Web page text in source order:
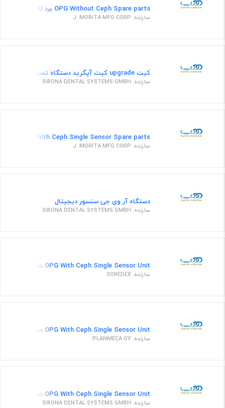
OPG Without Ceph Spare parts برد PSU
سازنده: J. MORITA MFG CORP
کیت upgrade کیت آپگرید دستگاه تصویربرداری دو بعدی (OPG) به سه بعدی (CBCT)
سازنده: SIRONA DENTAL SYSTEMS GMBH
OPG With Ceph Single Sensor Spare parts نگه دارنده سر(قطعه یدکی رادیولوژی دندان پانورکس)
سازنده: J. MORITA MFG CORP
دستگاه آر وی جی سنسور دیجیتال
سازنده: SIRONA DENTAL SYSTEMS GMBH
OPG With Ceph Single Sensor Unit دستگاه رادیوگرافی پانورکس
سازنده: SOREDEX
OPG With Ceph Single Sensor Unit دستگاه او پی جی دیجیتال مدل پرومکس
سازنده: PLANMECA OY
OPG With Ceph Single Sensor Unit دستگاه تصویر برداری مدل XG 2D
سازنده: SIRONA DENTAL SYSTEMS GMBH